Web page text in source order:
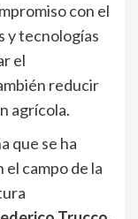
con el
y tecnologías
el
reducir
agrícola.
que se ha
campo de la